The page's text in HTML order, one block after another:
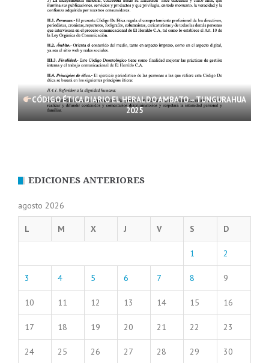
CÓDIGO ÉTICA DIARIO EL HERALDO AMBATO – TUNGURAHUA
2025
EDICIONES ANTERIORES
agosto 2026
L M X J V S D
1 2
3 4 5 6 7 8 9
10 11 12 13 14 15 16
17 18 19 20 21 22 23
24 25 26 27 28 29 30